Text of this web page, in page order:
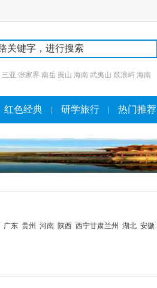
三亚 张家界 南岳 崀山 海南 武夷山 鼓浪屿 海南
红色经典 研学旅行 热门推荐
广东 贵州 河南 陕西 西宁甘肃兰州 湖北 安徽